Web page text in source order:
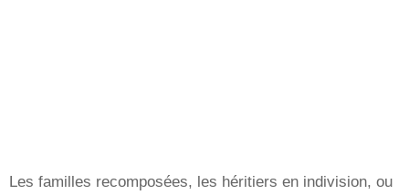
Les familles recomposées, les héritiers en indivision, ou